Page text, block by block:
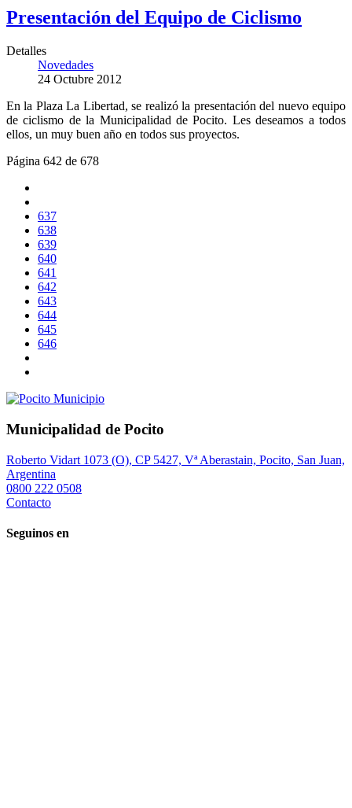
Presentación del Equipo de Ciclismo
Detalles
Novedades
24 Octubre 2012
En la Plaza La Libertad, se realizó la presentación del nuevo equipo
de ciclismo de la Municipalidad de Pocito. Les deseamos a todos
ellos, un muy buen año en todos sus proyectos.
Página 642 de 678
637
638
639
640
641
642
643
644
645
646
Municipalidad de Pocito
Roberto Vidart 1073 (O), CP 5427, Vª Aberastain, Pocito, San Juan,
Argentina
0800 222 0508
Contacto
Seguinos en